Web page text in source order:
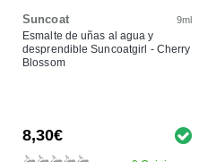
Suncoat 9ml
Esmalte de uñas al agua y
desprendible Suncoatgirl - Cherry
Blossom
8,30€